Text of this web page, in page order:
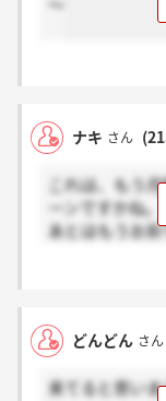
ナキ さん
これは、もう
ーンですかね。
あとはもうお
どんどん さん
来てると思い